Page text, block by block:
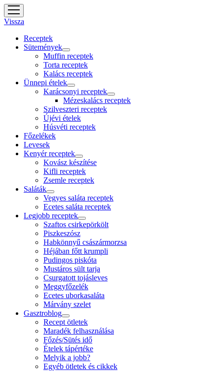
open
menu
Vissza
Receptek
Sütemények
open
menu
Muffin receptek
Torta receptek
Kalács receptek
Ünnepi ételek
open
menu
Karácsonyi receptek
open
menu
Mézeskalács receptek
Szilveszteri receptek
Újévi ételek
Húsvéti receptek
Főzelékek
Levesek
Kenyér receptek
open
menu
Kovász készítése
Kifli receptek
Zsemle receptek
Saláták
open
menu
Vegyes saláta receptek
Ecetes saláta receptek
Legjobb receptek
open
menu
Szaftos csirkepörkölt
Piszkeszósz
Habkönnyű császármorzsa
Héjában főtt krumpli
Pudingos piskóta
Mustáros sült tarja
Csurgatott tojásleves
Meggyfőzelék
Ecetes uborkasaláta
Márvány szelet
Gasztroblog
open
menu
Recept ötletek
Maradék felhasználása
Főzés/Sütés idő
Ételek tápértéke
Melyik a jobb?
Egyéb ötletek és cikkek